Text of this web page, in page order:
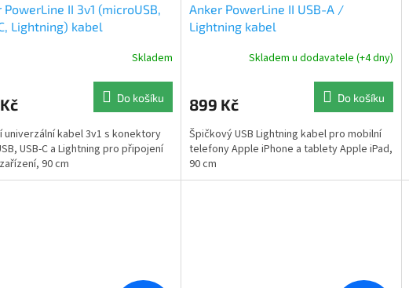
PowerLine II 3v1 (microUSB,
Lightning) kabel
Skladem
Do košíku
univerzální kabel 3v1 s konektory
USB-C a Lightning pro připojení
90 cm
Anker PowerLine II USB-A /
Lightning kabel
Skladem u dodavatele (+4 dny)
899 Kč Do košíku
Špičkový USB Lightning kabel pro mobilní
telefony Apple iPhone a tablety Apple iPad,
90 cm